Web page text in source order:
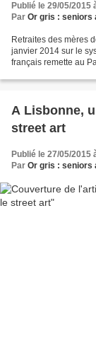
Publié le 29/05/2015
Par Or gris : seniors
Retraites des mères
janvier 2014 sur le
français remette au
A Lisbonne,
street art
Publié le 27/05/2015
Par Or gris : seniors